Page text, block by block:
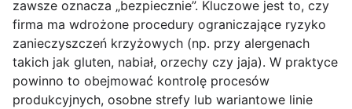
zawsze oznacza „bezpiecznie”. Kluczowe jest to, czy
firma ma wdrożone procedury ograniczające ryzyko
zanieczyszczeń krzyżowych (np. przy alergenach
takich jak gluten, nabiał, orzechy czy jaja). W praktyce
powinno to obejmować kontrolę procesów
produkcyjnych, osobne strefy lub wariantowe linie